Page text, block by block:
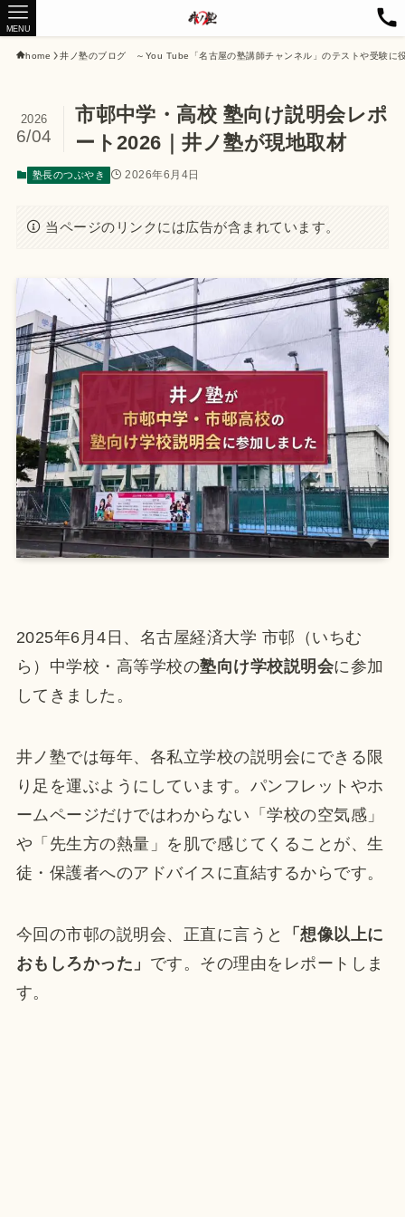
MENU
home 井ノ塾のブログ ～You Tube「名古屋の塾講師チャンネル」のテストや受験に
市邨中学・高校 塾向け説明会レポ
ート2026｜井ノ塾が現地取材
2026
6/04
塾長のつぶやき 2026年6月4日
当ページのリンクには広告が含まれています。
2025年6月4日、名古屋経済大学 市邨（いちむ
ら）中学校・高等学校の塾向け学校説明会に参加
してきました。
井ノ塾では毎年、各私立学校の説明会にできる限
り足を運ぶようにしています。パンフレットやホ
ームページだけではわからない「学校の空気感」
や「先生方の熱量」を肌で感じてくることが、生
徒・保護者へのアドバイスに直結するからです。
今回の市邨の説明会、正直に言うと
「想像以上に
おもしろかった」 です。その理由をレポートしま
す。